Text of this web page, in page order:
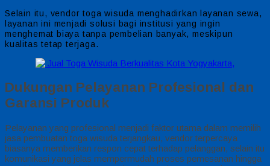
Selain itu, vendor toga wisuda menghadirkan layanan sewa,
layanan ini menjadi solusi bagi institusi yang ingin
menghemat biaya tanpa pembelian banyak, meskipun
kualitas tetap terjaga.
Dukungan Pelayanan Profesional dan
Garansi Produk
Pelayanan yang profesional menjadi faktor utama dalam memilih
jasa pembuatan toga wisuda terjangkau, vendor terpercaya
biasanya memberikan respon cepat terhadap pelanggan, selain itu
komunikasi yang jelas mempermudah proses pemesanan hingga